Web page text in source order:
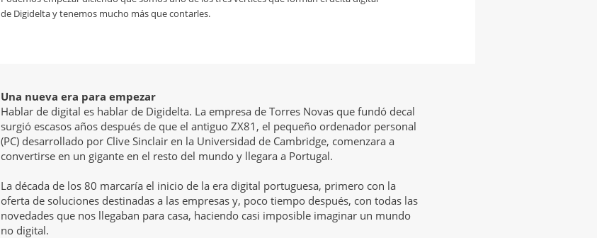
de Digidelta y tenemos mucho más que contarles.
Una nueva era para empezar
Hablar de digital es hablar de Digidelta. La empresa de Torres Novas que fundó decal
surgió escasos años después de que el antiguo ZX81, el pequeño ordenador personal
(PC) desarrollado por Clive Sinclair en la Universidad de Cambridge, comenzara a
convertirse en un gigante en el resto del mundo y llegara a Portugal.
La década de los 80 marcaría el inicio de la era digital portuguesa, primero con la
oferta de soluciones destinadas a las empresas y, poco tiempo después, con todas las
novedades que nos llegaban para casa, haciendo casi imposible imaginar un mundo
no digital.